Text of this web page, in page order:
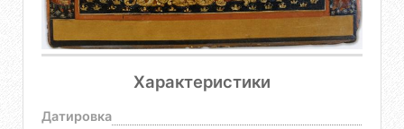
Характеристики
Датировка